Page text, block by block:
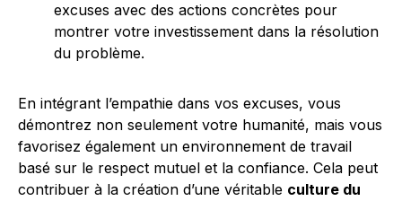
excuses avec des actions concrètes pour
montrer votre investissement dans la résolution
du problème.
En intégrant l’empathie dans vos excuses, vous
démontrez non seulement votre humanité, mais vous
favorisez également un environnement de travail
basé sur le respect mutuel et la confiance. Cela peut
contribuer à la création d’une véritable culture du